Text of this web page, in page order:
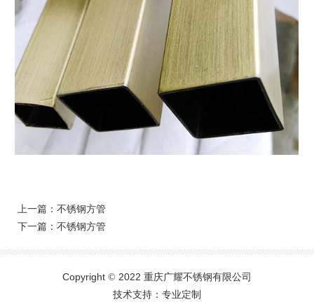
上一篇：不锈钢方管
下一篇：不锈钢方管
Copyright © 2022 重庆广耀不锈钢有限公司
技术支持：专业定制